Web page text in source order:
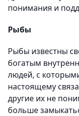
понимания и
Рыбы
Рыбы известны
богатым
людей, с
настоящему
другие их не
больше